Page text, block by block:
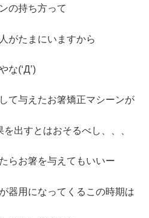
の持ち方って
がたまにいますから
な(‘Д’)
て与えたお箸矯正マシーンが
出すとはおそるべし、、、
らお箸を与えてもいいー
器用になってくるこの時期は